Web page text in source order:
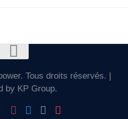
Tous droits réservés. |
by KP Group.